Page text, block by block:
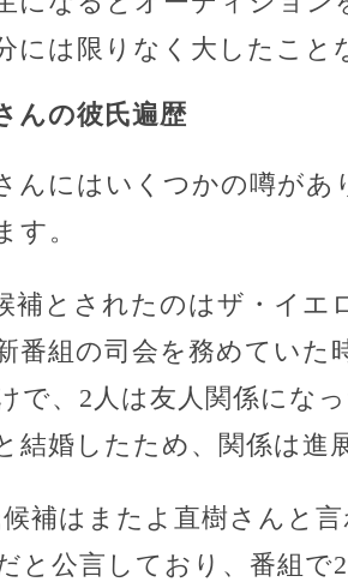
には限りなく大したこと
んの彼氏遍歴
んにはいくつかの噂があ
す。
補とされたのはザ・イエ
番組の司会を務めていた
で、2人は友人関係にな
結婚したため、関係は進
補はまたよ直樹さんと
と公言しており、番組で